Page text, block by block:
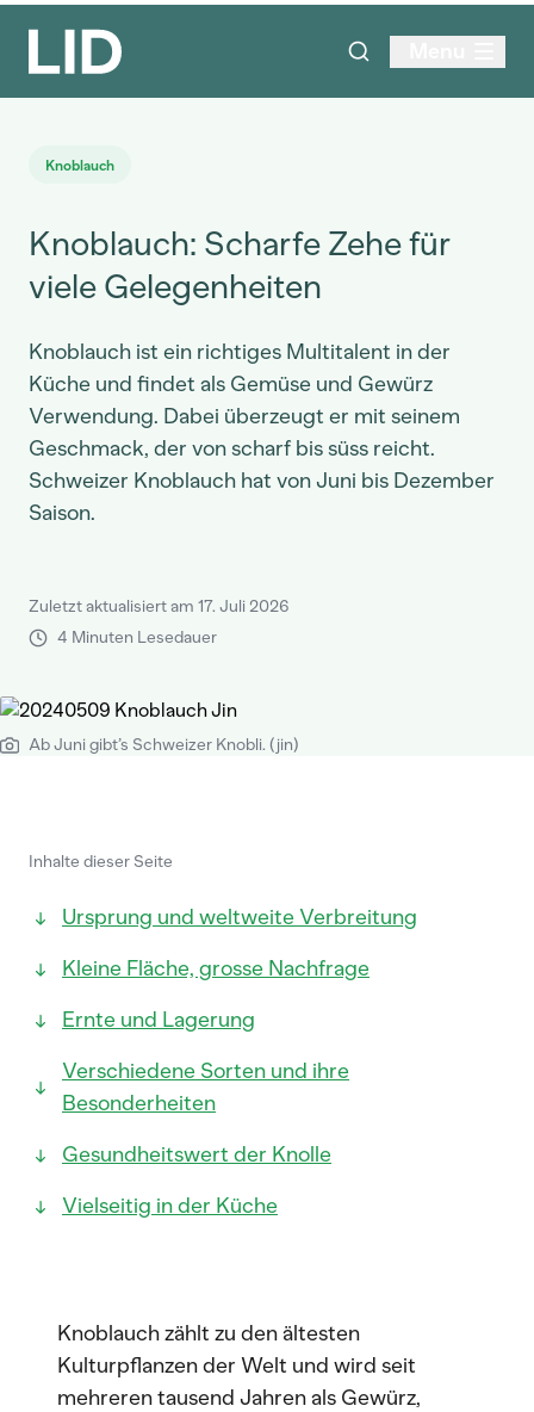
Knoblauch
Knoblauch: Scharfe Zehe für
viele Gelegenheiten
Knoblauch ist ein richtiges Multitalent in der
Küche und findet als Gemüse und Gewürz
Verwendung. Dabei überzeugt er mit seinem
Geschmack, der von scharf bis süss reicht.
Schweizer Knoblauch hat von Juni bis Dezember
Saison.
Zuletzt aktualisiert am 17. Juli 2026
4 Minuten Lesedauer
Ab Juni gibt’s Schweizer Knobli. (jin)
Inhalte dieser Seite
Ursprung und weltweite Verbreitung
Kleine Fläche, grosse Nachfrage
Ernte und Lagerung
Verschiedene Sorten und ihre
Besonderheiten
Gesundheitswert der Knolle
Vielseitig in der Küche
Knoblauch zählt zu den ältesten
Kulturpflanzen der Welt und wird seit
mehreren tausend Jahren als Gewürz,